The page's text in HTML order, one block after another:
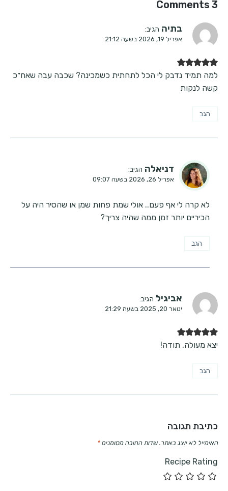
3 Comments
בתיה הגיב:
אפריל 19, 2026 בשעה 21:12
למה תמיד נדבק לי הכל לתחתית כשמכינה? שכבה עבה שאח״כ
קשה לנקות
הגב
דניאלה הגיב:
אפריל 26, 2026 בשעה 09:07
לא קרה לי אף פעם.. אולי שמת פחות שמן או שהסיר היה על
הכיריים יותר זמן ממה שהיה צריך?
הגב
אביגיל הגיב:
ינואר 20, 2025 בשעה 21:29
יצא מעולה, תודה!
הגב
כתיבת תגובה
האימייל לא יוצג באתר. שדות החובה מסומנים*
Recipe Rating